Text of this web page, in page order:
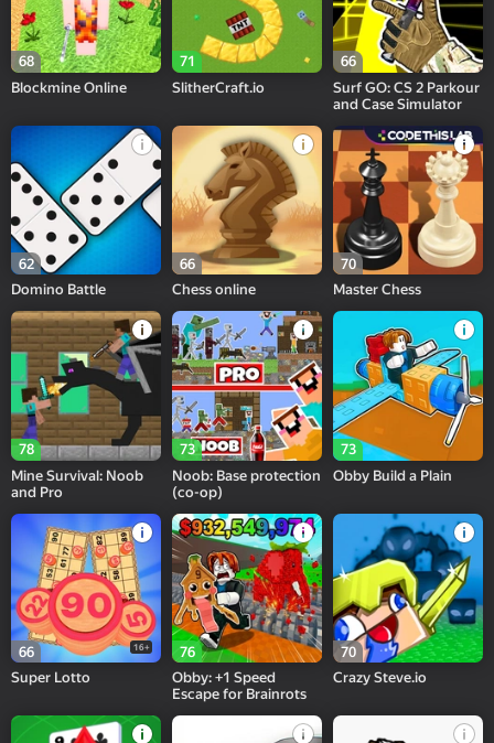
68
Blockmine Online
71
SlitherCraft.io
66
Surf GO: CS 2 Parkour
and Case Simulator
62
Domino Battle
66
Chess online
70
Master Chess
78
Mine Survival: Noob
and Pro
73
Noob: Base protection
(co-op)
73
Obby Build a Plain
66 16+
Super Lotto
76
Obby: +1 Speed
Escape for Brainrots
70
Crazy Steve.io